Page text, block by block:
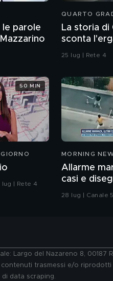
le parole
QUARTO
La storia di
sconta
omicidio
25 lug | Rete 4
lug | Rete 4
50 MIN
MORNING
Allarme
casi e
28 lug | Canale 5
Largo del Nazareno 8,
trasmessi e/o
data scraping.